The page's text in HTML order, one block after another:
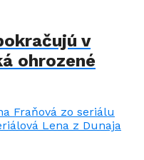
v
ohrozené